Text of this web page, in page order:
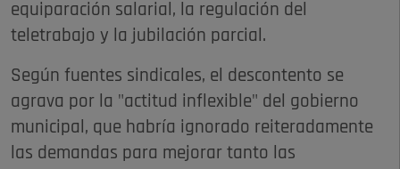
equiparación salarial, la regulación del
teletrabajo y la jubilación parcial.
Según fuentes sindicales, el descontento se
agrava por la "actitud inflexible" del gobierno
municipal, que habría ignorado reiteradamente
las demandas para mejorar tanto las